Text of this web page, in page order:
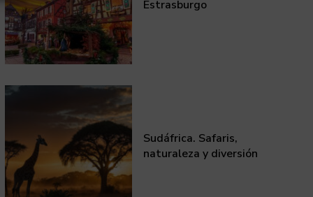
Estrasburgo
Sudáfrica. Safaris,
naturaleza y diversión